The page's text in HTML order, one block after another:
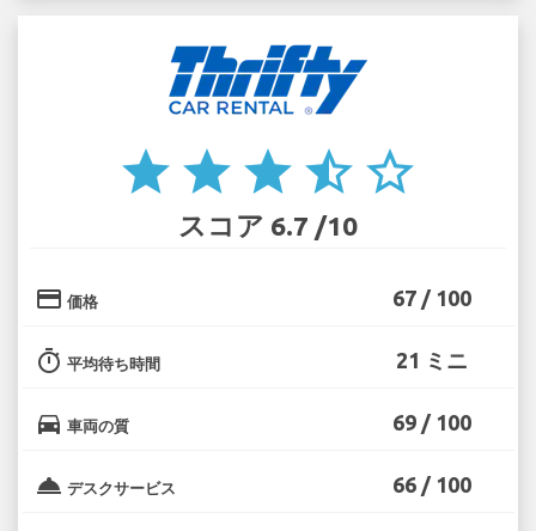
star star star star_half star_border
スコア 6.7 /10
credit_card 価格 67 / 100
timer 平均待ち時間 21 ミニ
directions_car 車両の質 69 / 100
room_service デスクサービス 66 / 100